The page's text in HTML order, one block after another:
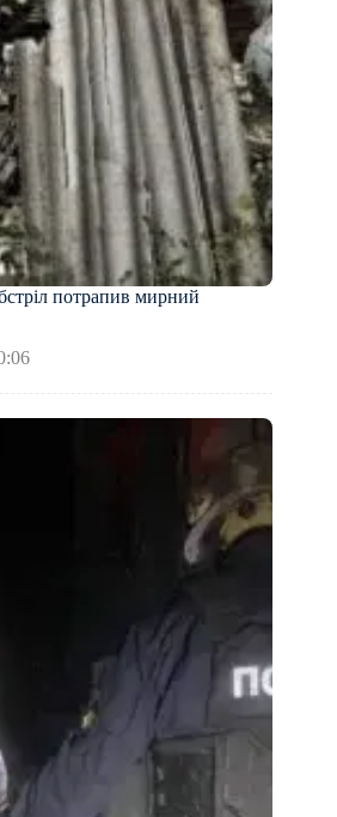
потрапив мирний